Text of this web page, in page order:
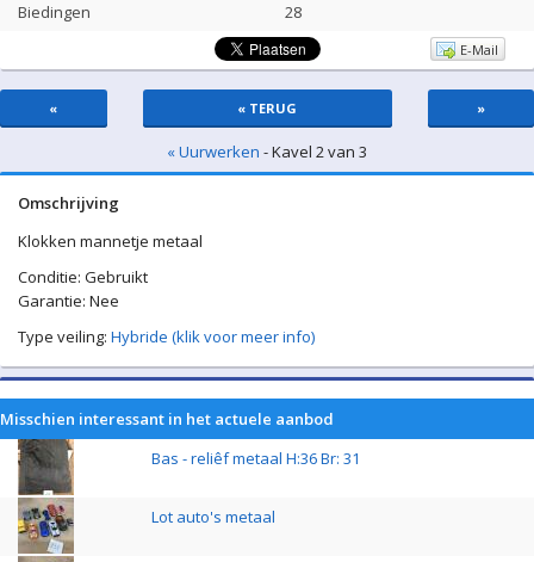
Biedingen
28
E-Mail
« « TERUG »
« Uurwerken - Kavel 2 van 3
Omschrijving
Klokken mannetje metaal
Conditie: Gebruikt
Garantie: Nee
Type veiling: Hybride (klik voor meer info)
Misschien interessant in het actuele aanbod
Bas - reliêf metaal H:36 Br: 31
Lot auto's metaal